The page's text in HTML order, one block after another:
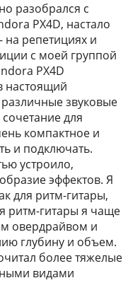
разобрался с
PX4D, настало
на репетициях и
с моей группой
PX4D
настоящий
звуковые
для
компактное и
и подключать.
устроило,
эффектов. Я
для ритм-гитары,
ритм-гитары я чаще
овердрайвом и
глубину и объем.
более тяжелые
видами